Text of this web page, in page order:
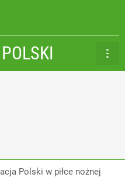
Polski w piłce nożnej